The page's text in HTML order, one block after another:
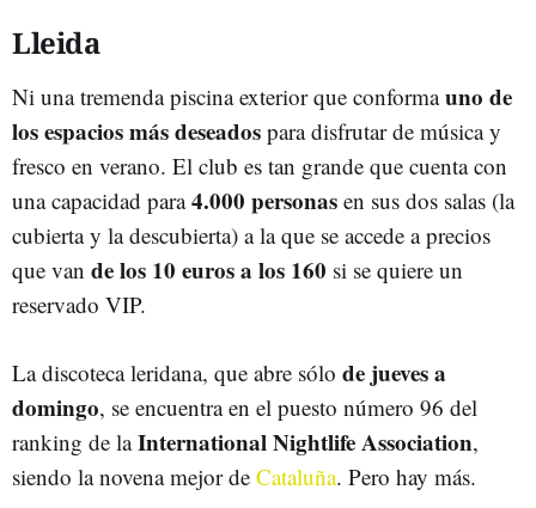
Lleida
Ni una tremenda piscina exterior que conformauno de
los espacios más deseados para disfrutar de música y
fresco en verano. El club es tan grande que cuenta con
una capacidad para4.000 personas en sus dos salas (la
cubierta y la descubierta) a la que se accede a precios
que van de los 10 euros a los 160 si se quiere un
reservado VIP.
La discoteca leridana, que abre sólo de jueves a
domingo, se encuentra en el puesto número 96 del
ranking de laInternational Nightlife Association,
siendo la novena mejor de Cataluña. Pero hay más.